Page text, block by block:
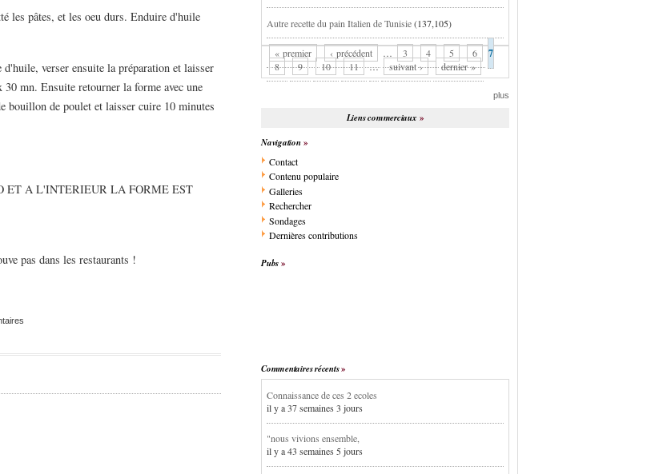
les pâtes, et les oeu durs. Enduire d'huile
verser ensuite la préparation et laisser
mn. Ensuite retourner la forme avec une
bouillon de poulet et laisser cuire 10 minutes
ET A L'INTERIEUR LA FORME EST
pas dans les restaurants !
Autre recette du pain Italien de Tunisie(137,105)
« premier ‹ précédent … 3 4 5 6 7
8 9 10 11 … suivant › dernier »
plus
Liens commerciaux
Navigation
Contact
Contenu populaire
Galleries
Rechercher
Sondages
Dernières contributions
Pubs
Commentaires récents
Connaissance de ces 2 ecoles
il y a 37 semaines 3 jours
"nous vivions ensemble,
il y a 43 semaines 5 jours